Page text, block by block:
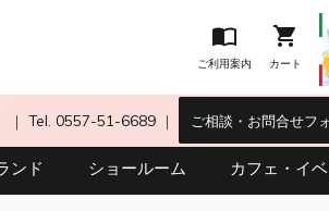

ご利用案内

カート
｜ Tel. 0557-51-6689｜ ご相談・お問合せフ
ンド ショールーム カフェ・イ